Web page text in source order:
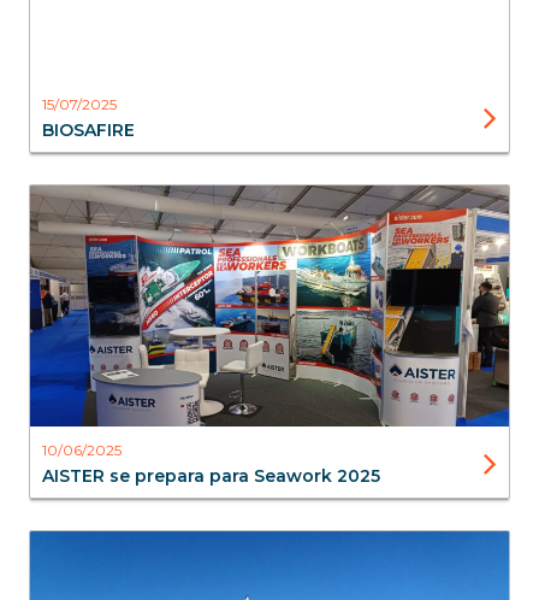
15/07/2025
BIOSAFIRE
Blog
10/06/2025
AISTER se prepara para Seawork 2025